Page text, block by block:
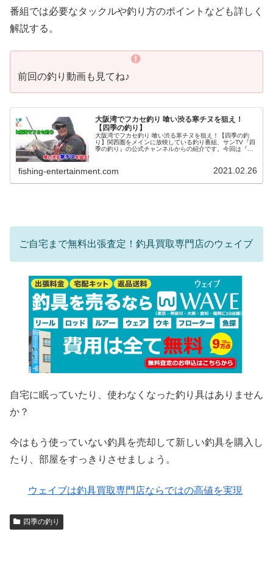
番組では必要なタックルや釣り方のポイントなども詳しく
解説する。
前回の釣り動画も見てね♪
大阪湾でフカセ釣り 喰い渋る寒チヌを狙え！
【四季の釣り】
大阪湾でフカセ釣り 喰い渋る寒チヌを狙え！【四季の釣
り】関西圏をメインに放映している釣り番組、サンTV『四
季の釣り』の公式チャンネルからの紹介です。今回は『大
fishing-entertainment.com 2021.02.26
ご自宅まで無料出張査定！釣具買取専門店のウェイブ
自宅に眠っていたり、使わなくなった釣り具はありません
か？
今はもう使っていない釣具を売却して新しい釣具を購入し
たり、部屋をすっきりさせましょう。
ウェイブは釣具買取専門店ならではの高値を実現
四季の釣り